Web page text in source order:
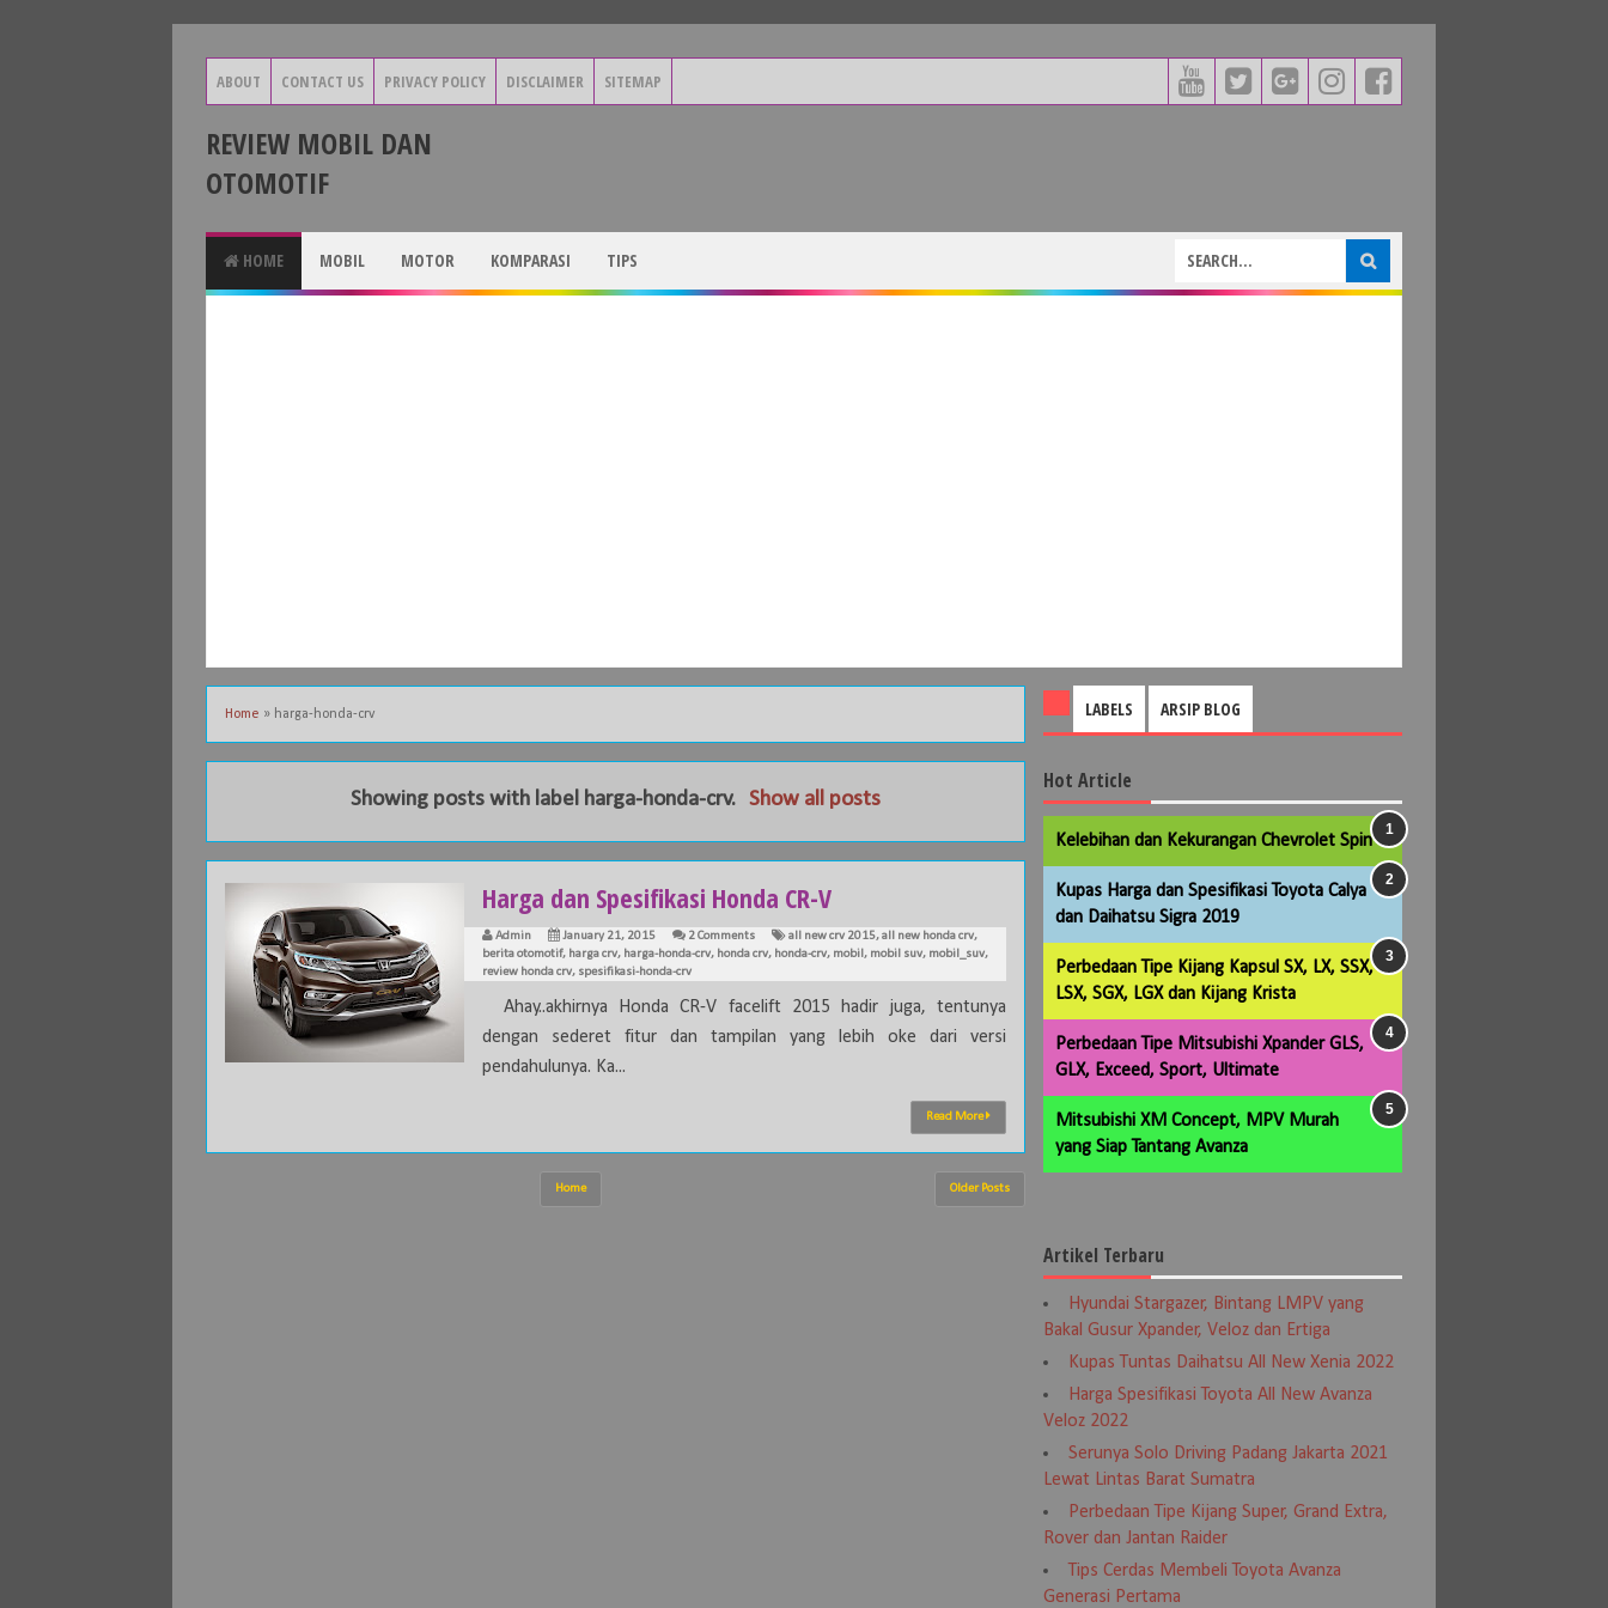
ABOUT CONTACT US PRIVACY POLICY DISCLAIMER SITEMAP
REVIEW MOBIL DAN
OTOMOTIF
HOME MOBIL MOTOR KOMPARASI TIPS
Home » harga-honda-crv
Showing posts with label harga-honda-crv. Show all posts
Harga dan Spesifikasi Honda CR-V
Admin January 21, 2015 2 Comments all new crv 2015,all new honda crv,
berita otomotif, harga crv, harga-honda-crv, honda crv, honda-crv, mobil , mobil suv, mobil_suv,
review honda crv, spesifikasi-honda-crv
Ahay..akhirnya Honda CR-V facelift 2015 hadir juga, tentunya
dengan sederet fitur dan tampilan yang lebih oke dari versi
pendahulunya. Ka...
Read More
Older Posts
Home
LABELS ARSIP BLOG
Hot Article
Kelebihan dan Kekurangan Chevrolet Spin
Kupas Harga dan Spesifikasi Toyota Calya
dan Daihatsu Sigra 2019
Perbedaan Tipe Kijang Kapsul SX, LX, SSX,
LSX, SGX, LGX dan Kijang Krista
Perbedaan Tipe Mitsubishi Xpander GLS,
GLX, Exceed, Sport, Ultimate
Mitsubishi XM Concept, MPV Murah
yang Siap Tantang Avanza
Artikel Terbaru
Hyundai Stargazer, Bintang LMPV yang
Bakal Gusur Xpander, Veloz dan Ertiga
Kupas Tuntas Daihatsu All New Xenia 2022
Harga Spesifikasi Toyota All New Avanza
Veloz 2022
Serunya Solo Driving Padang Jakarta 2021
Lewat Lintas Barat Sumatra
Perbedaan Tipe Kijang Super, Grand Extra,
Rover dan Jantan Raider
Tips Cerdas Membeli Toyota Avanza
Generasi Pertama